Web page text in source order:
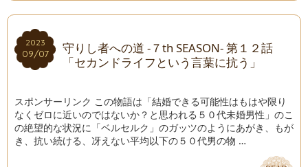
2023
09/07
2023
09/07
守りし者への道 -７th SEASON- 第１２話
「セカンドライフという言葉に抗う」
スポンサーリンク この物語は「結婚できる可能性はもはや限り
なくゼロに近いのではないか？と思われる５０代未婚男性」のこ
の絶望的な状況に「ベルセルク」のガッツのようにあがき、もが
き、抗い続ける、冴えない平均以下の５０代男の物 …